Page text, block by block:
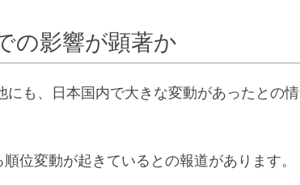
の影響が顕著か
も、日本国内で大きな変動があったとの情
位変動が起きているとの報道があります。